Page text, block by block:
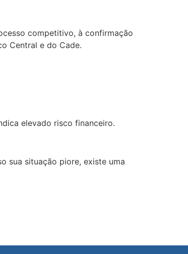
competitivo, à confirmação
Central e do Cade.
elevado risco financeiro.
sua situação piore, existe uma